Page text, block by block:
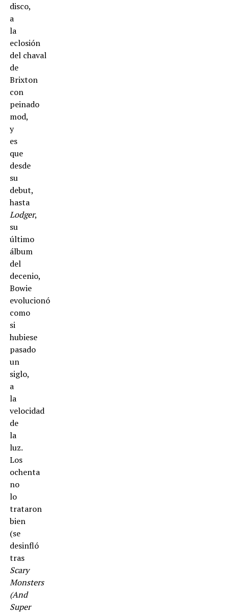
disco,
a
la
eclosión
del chaval
de
Brixton
con
peinado
mod,
y
es
que
desde
su
debut,
hasta
Lodger,
su
último
álbum
del
decenio,
Bowie
evolucionó
como
si
hubiese
pasado
un
siglo,
a
la
velocidad
de
la
luz.
Los
ochenta
no
lo
trataron
bien
(se
desinfló
tras
Scary
Monsters
(And
Super